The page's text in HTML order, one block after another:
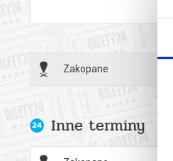
Zakopane
Inne terminy